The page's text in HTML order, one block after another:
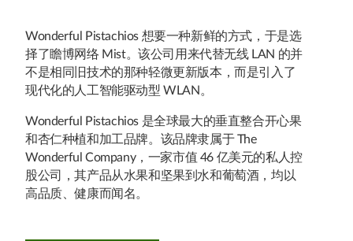
Wonderful Pistachios 想要一种新鲜的方式，于是选
择了瞻博网络 Mist。该公司用来代替无线 LAN 的并
不是相同旧技术的那种轻微更新版本，而是引入了
现代化的人工智能驱动型 WLAN。
Wonderful Pistachios 是全球最大的垂直整合开心果
和杏仁种植和加工品牌。该品牌隶属于 The
Wonderful Company，一家市值 46 亿美元的私人控
股公司，其产品从水果和坚果到水和葡萄酒，均以
高品质、健康而闻名。